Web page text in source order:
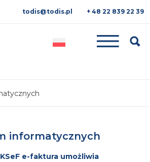
todis@todis.pl + 48 22 839 22 39
informatycznych
e-faktura umożliwia